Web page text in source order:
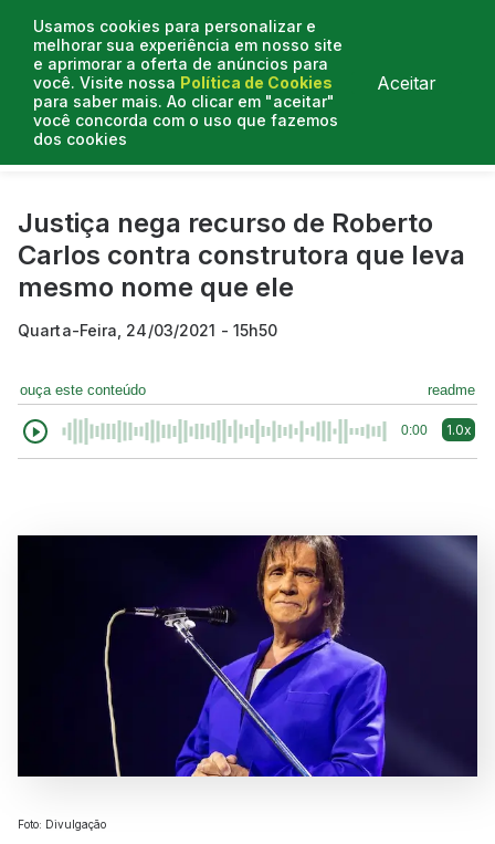
Usamos cookies para personalizar e
melhorar sua experiência em nosso site
e aprimorar a oferta de anúncios para
você. Visite nossa Política de Cookies
para saber mais. Ao clicar em "aceitar"
você concorda com o uso que fazemos
dos cookies
Aceitar
Curtas do Poder
Justiça nega recurso de Roberto
Carlos contra construtora que leva
mesmo nome que ele
Quarta-Feira, 24/03/2021 - 15h50
ouça este conteúdo readme
0:00 1.0x
Foto: Divulgação